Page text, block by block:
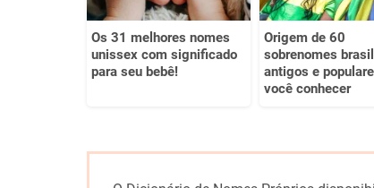
Os 31 melhores nomes
unissex com significado
para seu bebê!
Origem de 60
sobrenomes
antigos e
você conhecer